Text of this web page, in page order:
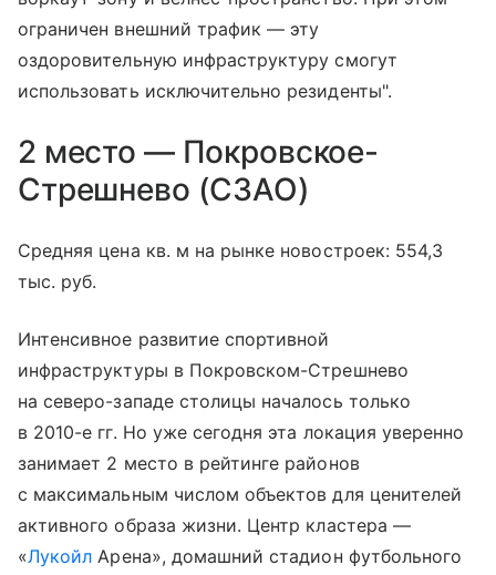
ограничен внешний трафик — эту
оздоровительную инфраструктуру смогут
использовать исключительно резиденты".
2 место — Покровское-
Стрешнево (СЗАО)
Средняя цена кв. м на рынке новостроек: 554,3
тыс. руб.
Интенсивное развитие спортивной
инфраструктуры в Покровском-Стрешнево
на северо-западе столицы началось только
в 2010-е гг. Но уже сегодня эта локация уверенно
занимает 2 место в рейтинге районов
с максимальным числом объектов для ценителей
активного образа жизни. Центр кластера —
«Лукойл Арена», домашний стадион футбольного